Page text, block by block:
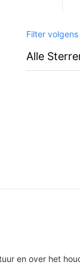
Filter volgens
en over het